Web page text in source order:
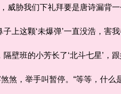
威胁我们下礼拜要是唐诗漏背
这颗‘未爆弹’一直没浩，害我
班的小芳长了‘北斗七星’，跟
，举手叫暂停。“等等，什么是